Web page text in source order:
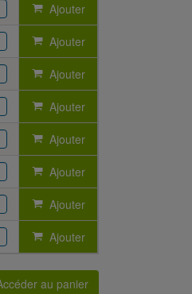
Ajouter
Ajouter
Ajouter
Ajouter
Ajouter
Ajouter
Ajouter
Ajouter
au panier